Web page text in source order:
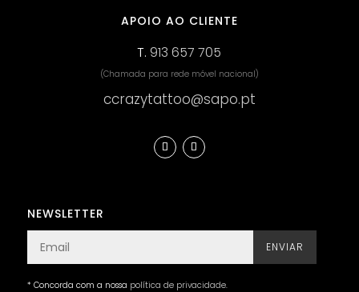
APOIO AO CLIENTE
T.913 657 705
(Chamada para rede móvel nacional)
ccrazytattoo@sapo.pt
NEWSLETTER
ENVIAR
* Concorda com a nossa política de privacidade.